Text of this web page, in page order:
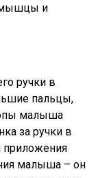
мышцы и
ручки в
пальцы,
малыша
за ручки в
приложения
малыша – он